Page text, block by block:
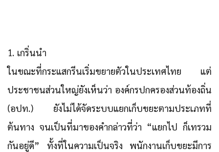
1. เกริ่นนำ
ในขณะที่กระแสกรีนเริ่มขยายตัวในประเทศไทย แต่
ประชาชนส่วนใหญ่ยังเห็นว่า องค์กรปกครองส่วนท้องถิ่น
(อปท.) ยังไม่ได้จัดระบบแยกเก็บขยะตามประเภทที่
ต้นทาง จนเป็นที่มาของคำกล่าวที่ว่า “แยกไป ก็เทรวม
กันอยู่ดี” ทั้งที่ในความเป็นจริง พนักงานเก็บขยะมีการ